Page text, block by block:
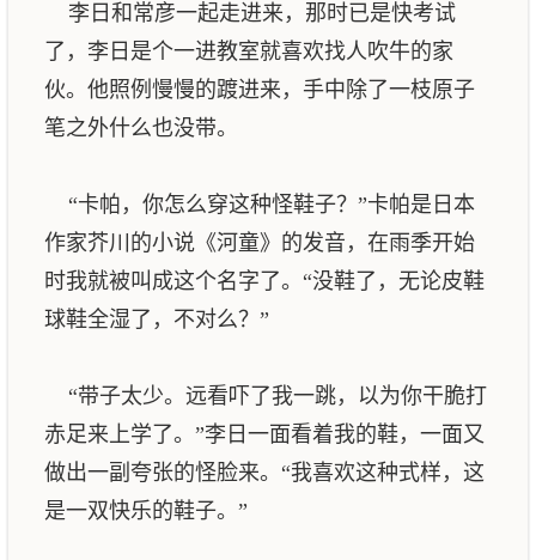
李日和常彦一起走进来，那时已是快考试
了，李日是个一进教室就喜欢找人吹牛的家
伙。他照例慢慢的踱进来，手中除了一枝原子
笔之外什么也没带。
“卡帕，你怎么穿这种怪鞋子？”卡帕是日本
作家芥川的小说《河童》的发音，在雨季开始
时我就被叫成这个名字了。“没鞋了，无论皮鞋
球鞋全湿了，不对么？”
“带子太少。远看吓了我一跳，以为你干脆打
赤足来上学了。”李日一面看着我的鞋，一面又
做出一副夸张的怪脸来。“我喜欢这种式样，这
是一双快乐的鞋子。”